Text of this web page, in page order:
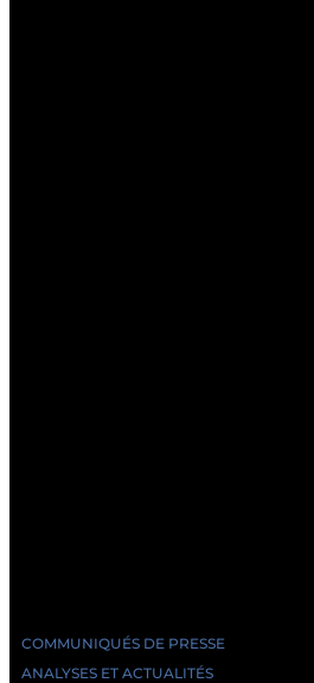
COMMUNIQUÉS DE PRESSE
ANALYSES ET ACTUALITÉS